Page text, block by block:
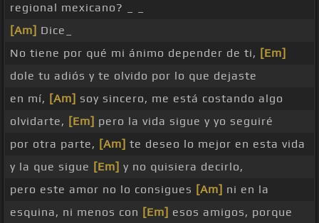
regional mexicano? _ _
[Am] Dice_
No tiene por qué mi ánimo depender de ti, [Em]
dole tu adiós y te olvido por lo que dejaste
en mí, [Am] soy sincero, me está costando algo
olvidarte, [Em] pero la vida sigue y yo seguiré
por otra parte, [Am] te deseo lo mejor en esta vida
y la que sigue [Em] y no quisiera decirlo,
pero este amor no lo consigues [Am] ni en la
esquina, ni menos con [Em] esos amigos, porque